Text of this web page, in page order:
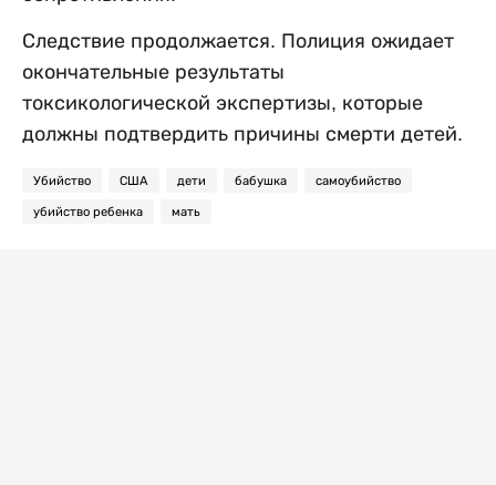
Следствие продолжается. Полиция ожидает
окончательные результаты
токсикологической экспертизы, которые
должны подтвердить причины смерти детей.
Убийство США дети бабушка самоубийство
убийство ребенка мать